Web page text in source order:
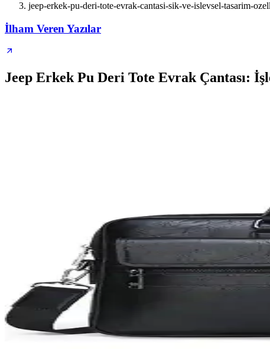
jeep-erkek-pu-deri-tote-evrak-cantasi-sik-ve-islevsel-tasarim-
İlham Veren Yazılar
Jeep Erkek Pu Deri Tote Evrak Çantası: